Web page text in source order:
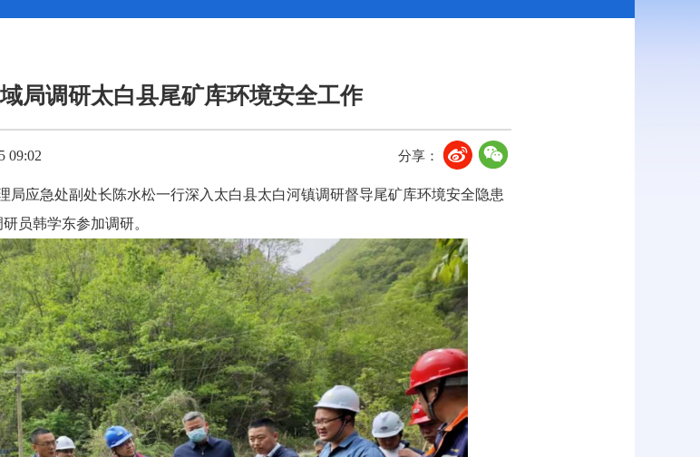
局调研太白县尾矿库环境安全工作
09:02 分享：
局应急处副处长陈水松一行深入太白县太白河镇调研督导尾矿库环境安全隐患
员韩学东参加调研。